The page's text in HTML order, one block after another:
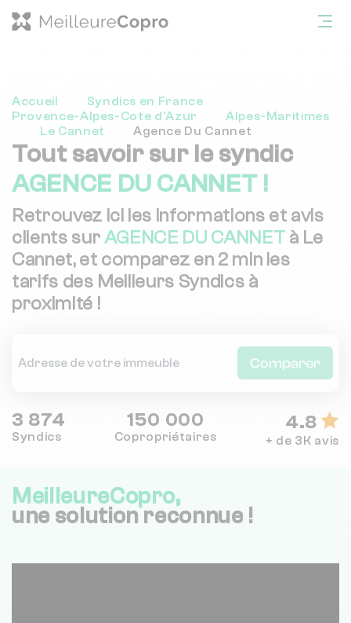
Accueil
Syndics en France
Provence-Alpes-Cote d'Azur
Alpes-Maritimes
Le Cannet
Agence Du Cannet
Tout savoir sur le syndic
AGENCE DU CANNET !
Retrouvez ici les informations et avis
clients surAGENCE DU CANNET à Le
Cannet, et comparez en 2 min les
tarifs des Meilleurs Syndics à
proximité !
Comparer
3 874
Syndics
150 000
Copropriétaires
4.8
+ de 3K avis
MeilleureCopro,
une solution reconnue !